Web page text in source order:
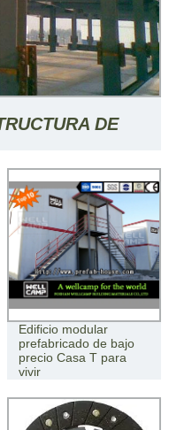
DE
ESTRUCTURA
DE
Edificio modular
prefabricado de bajo
precio Casa T para
vivir